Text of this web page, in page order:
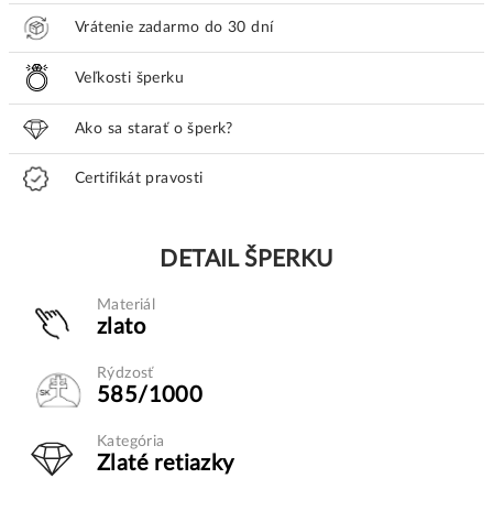
Vrátenie zadarmo do 30 dní
Veľkosti šperku
Ako sa starať o šperk?
Certifikát pravosti
DETAIL ŠPERKU
Materiál
zlato
Rýdzosť
585/1000
Kategória
Zlaté retiazky